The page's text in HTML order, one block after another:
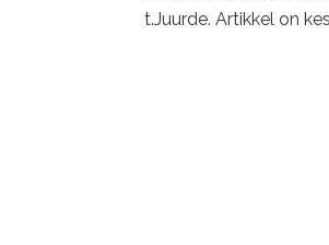
t.Juurde. Artikkel on